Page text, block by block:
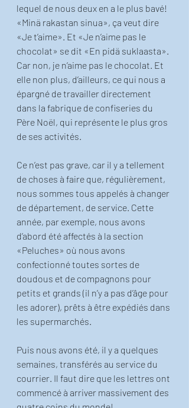
lequel de nous deux en a le plus bavé!
«Minä rakastan sinua», ça veut dire
«Je t’aime». Et «Je n’aime pas le
chocolat» se dit «En pidä suklaasta».
Car non, je n’aime pas le chocolat. Et
elle non plus, d’ailleurs, ce qui nous a
épargné de travailler directement
dans la fabrique de confiseries du
Père Noël, qui représente le plus gros
de ses activités.
Ce n’est pas grave, car il y a tellement
de choses à faire que, régulièrement,
nous sommes tous appelés à changer
de département, de service. Cette
année, par exemple, nous avons
d’abord été affectés à la section
«Peluches» où nous avons
confectionné toutes sortes de
doudous et de compagnons pour
petits et grands (il n’y a pas d’âge pour
les adorer), prêts à être expédiés dans
les supermarchés.
Puis nous avons été, il y a quelques
semaines, transférés au service du
courrier. Il faut dire que les lettres ont
commencé à arriver massivement des